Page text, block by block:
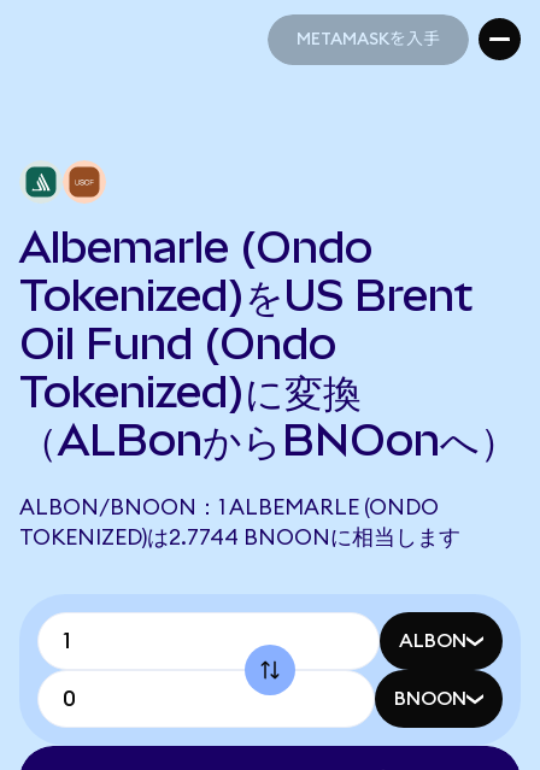
METAMASKを入手
Albemarle (Ondo
Tokenized)をUS Brent
Oil Fund (Ondo
Tokenized)に変換
（ALBonからBNOonへ）
ALBON/BNOON：1 ALBEMARLE (ONDO
TOKENIZED)は2.7744 BNOONに相当します
ALBON
BNOON